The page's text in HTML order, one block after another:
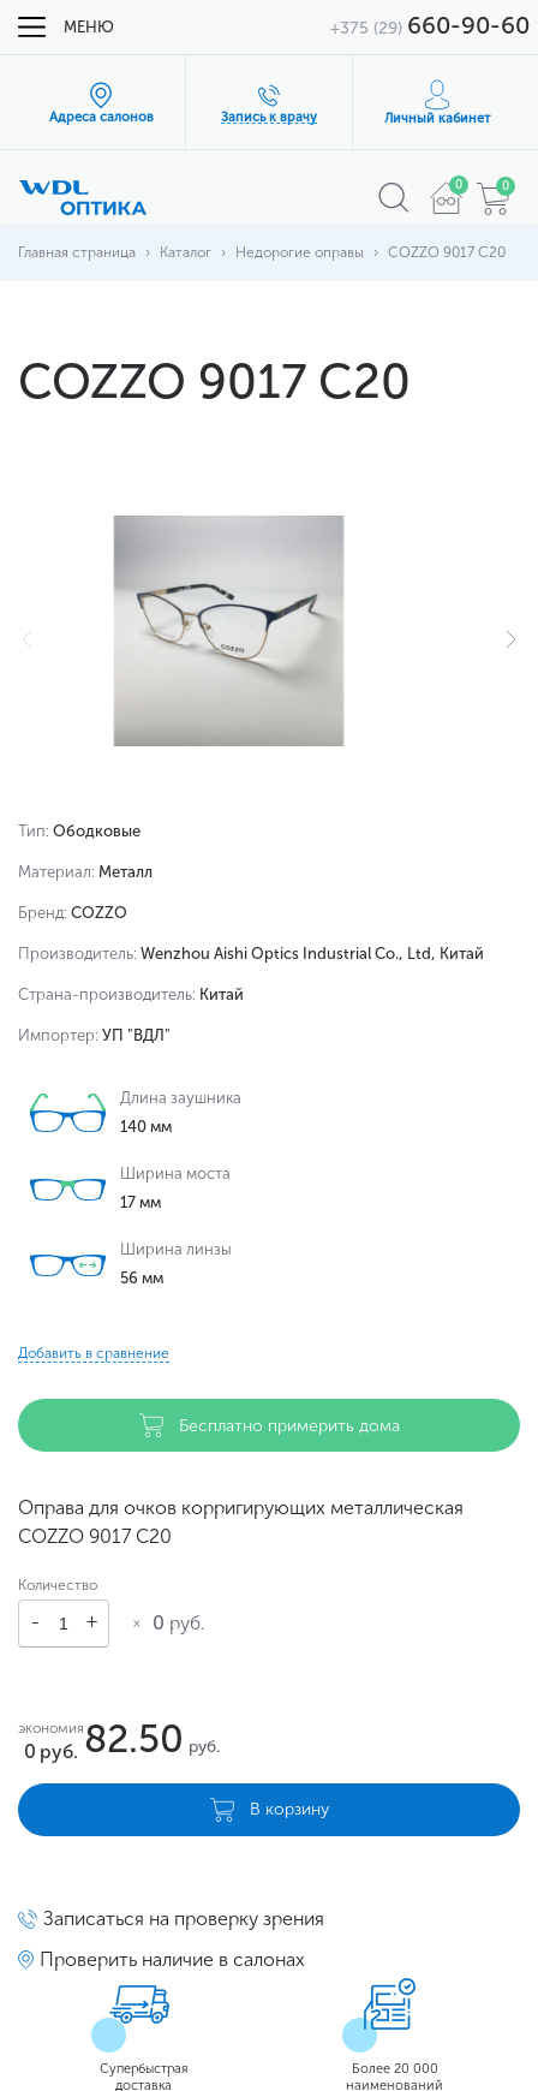
МЕНЮ +375 (29) 660-90-60
Адреса салонов Запись к врачу Личный кабинет
0 0
Главная страница Каталог Недорогие оправы COZZO 9017 С20
COZZO 9017 С20
Тип: Ободковые
Материал: Металл
Бренд: COZZO
Производитель: Wenzhou Aishi Optics Industrial Co., Ltd, Китай
Страна-производитель: Китай
Импортер: УП "ВДЛ"
Длина заушника
140 мм
Ширина моста
17 мм
Ширина линзы
56 мм
Добавить в сравнение
Бесплатно примерить дома
Оправа для очков корригирующих металлическая
COZZO 9017 С20
Количество
0 руб.
экономия
0 руб. 82.50 руб.
В корзину
Записаться на проверку зрения
Проверить наличие в салонах
Супербыстрая
доставка
Более 20 000
наименований